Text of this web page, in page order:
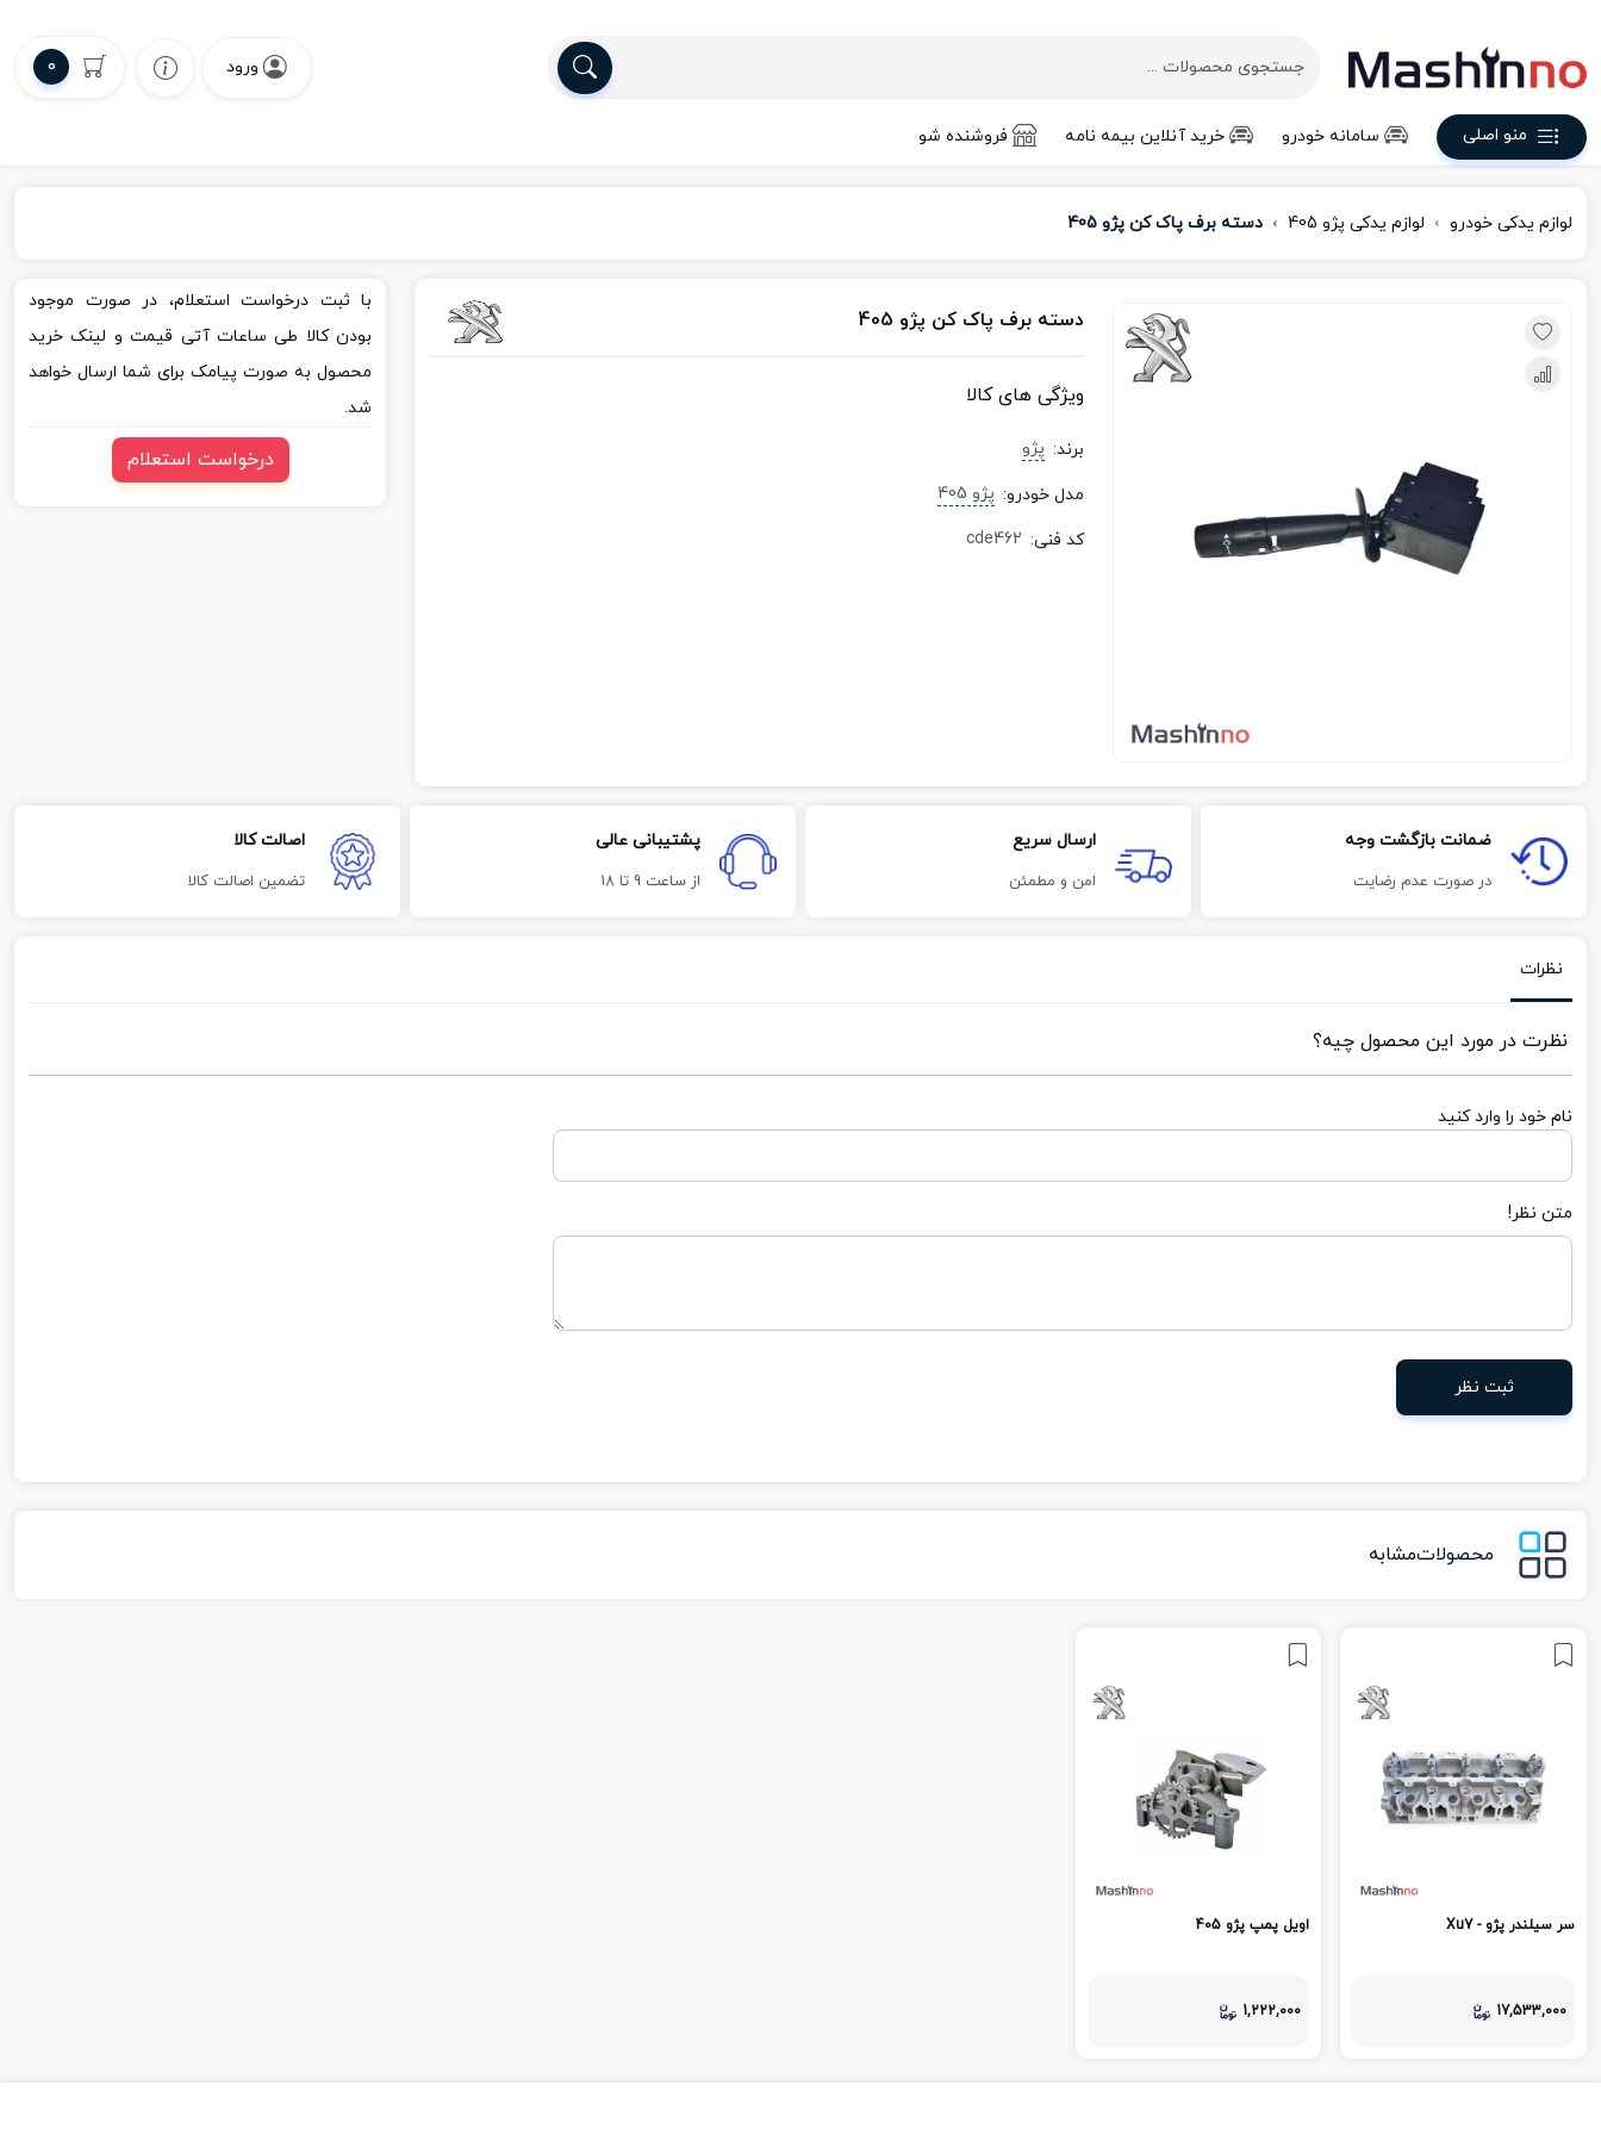
ورود 0
منو اصلی سامانه خودرو خرید آنلاین بیمه نامه فروشنده شو
لوازم یدکی خودرو لوازم یدکی پژو 405 دسته برف پاک کن پژو 405
دسته برف پاک کن پژو 405
ویژگی های کالا
برند: پژو
مدل خودرو: پژو 405
کد فنی:
cde462
با ثبت درخواست استعلام، در صورت موجود
بودن کالا طی ساعات آتی قیمت و لینک خرید
محصول به صورت پیامک برای شما ارسال خواهد
شد.
درخواست استعلام
ضمانت بازگشت وجه
در صورت عدم رضایت
ارسال سریع
امن و مطمئن
پشتیبانی عالی
از ساعت 9 تا 18
اصالت کالا
تضمین اصالت کالا
نظرات
نظرت در مورد این محصول چیه؟
نام خود را وارد کنید
متن نظر!
ثبت نظر
محصولاتمشابه
سر سیلندر پژو - Xu7
17,533,000
اویل پمپ پژو 405
1,222,000